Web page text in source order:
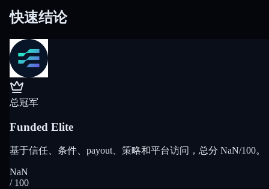
快速结论
总冠军
Funded Elite
基于信任、条件、payout、策略和平台访问，总分 NaN/100。
NaN
/ 100